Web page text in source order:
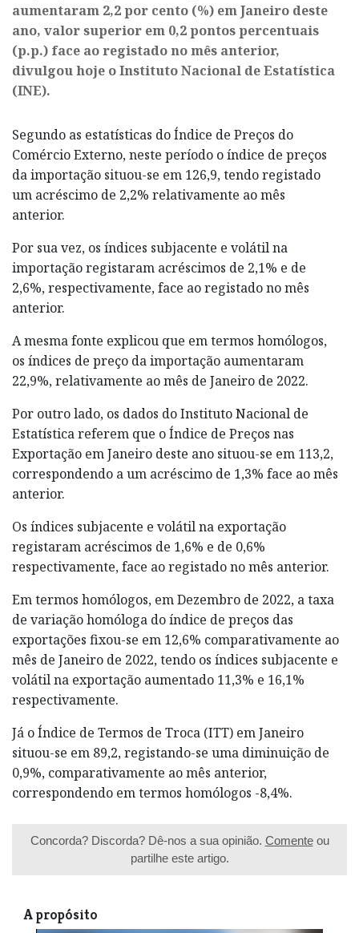
aumentaram 2,2 por cento (%) em Janeiro deste
ano, valor superior em 0,2 pontos percentuais
(p.p.) face ao registado no mês anterior,
divulgou hoje o Instituto Nacional de Estatística
(INE).
Segundo as estatísticas do Índice de Preços do
Comércio Externo, neste período o índice de preços
da importação situou-se em 126,9, tendo registado
um acréscimo de 2,2% relativamente ao mês
anterior.
Por sua vez, os índices subjacente e volátil na
importação registaram acréscimos de 2,1% e de
2,6%, respectivamente, face ao registado no mês
anterior.
A mesma fonte explicou que em termos homólogos,
os índices de preço da importação aumentaram
22,9%, relativamente ao mês de Janeiro de 2022.
Por outro lado, os dados do Instituto Nacional de
Estatística referem que o Índice de Preços nas
Exportação em Janeiro deste ano situou-se em 113,2,
correspondendo a um acréscimo de 1,3% face ao mês
anterior.
Os índices subjacente e volátil na exportação
registaram acréscimos de 1,6% e de 0,6%
respectivamente, face ao registado no mês anterior.
Em termos homólogos, em Dezembro de 2022, a taxa
de variação homóloga do índice de preços das
exportações fixou-se em 12,6% comparativamente ao
mês de Janeiro de 2022, tendo os índices subjacente e
volátil na exportação aumentado 11,3% e 16,1%
respectivamente.
Já o Índice de Termos de Troca (ITT) em Janeiro
situou-se em 89,2, registando-se uma diminuição de
0,9%, comparativamente ao mês anterior,
correspondendo em termos homólogos -8,4%.
Concorda? Discorda? Dê-nos a sua opinião. Comenteou
partilhe este artigo.
A propósito